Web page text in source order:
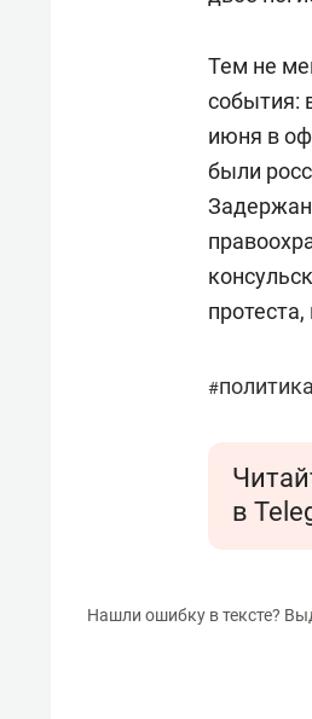
Тем не
события:
июня в
были
#политика
в
Нашли ошибку в тексте?